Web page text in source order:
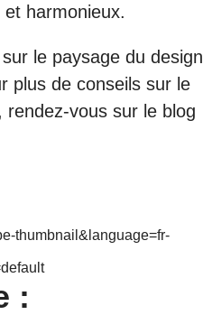
harmonieux.
le paysage du design
plus de conseils sur le
rendez-vous sur le blog
thumbnail&language=fr-
: